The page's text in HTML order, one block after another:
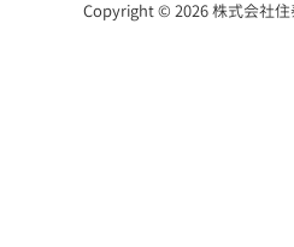
Copyright © 2026 株式会社